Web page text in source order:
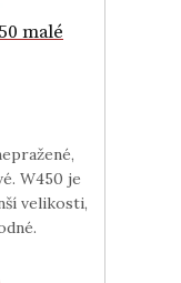
malé
W450 je
velikosti,